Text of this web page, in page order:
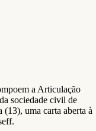
a Articulação
sociedade civil de
(13), uma carta aberta à